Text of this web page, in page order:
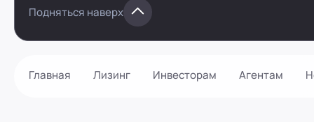
Главная Лизинг Инвесторам Агентам
Подняться наверх